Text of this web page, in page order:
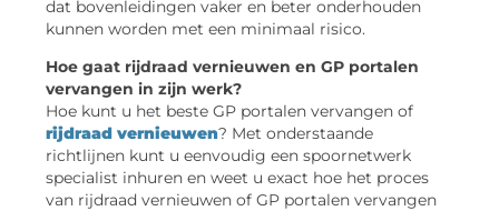
dat bovenleidingen vaker en beter onderhouden
kunnen worden met een minimaal risico.
Hoe gaat rijdraad vernieuwen en GP portalen
vervangen in zijn werk?
Hoe kunt u het beste GP portalen vervangen of
rijdraad vernieuwen? Met onderstaande
richtlijnen kunt u eenvoudig een spoornetwerk
specialist inhuren en weet u exact hoe het proces
van rijdraad vernieuwen of GP portalen vervangen